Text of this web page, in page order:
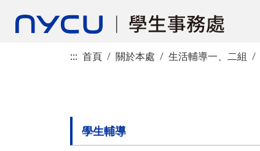
::: 首頁 關於本處 生活輔導一、二組
學生輔導